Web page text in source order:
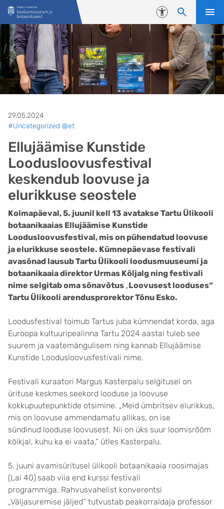
Liigu edasi põhisisu juurde
Juurdepääsetavus
29.05.2024
#Uncategorized @et
Ellujäämise Kunstide
Loodusloovusfestival
keskendub loovuse ja
elurikkuse seostele
Kolmapäeval, 5. juunil kell 13 avatakse Tartu Ülikooli
botaanikaaias Ellujäämise Kunstide
Loodusloovusfestival, mis on pühendatud loovuse
jaelurikkuse seostele. Kümnepäevase festivali
avasõnad lausub Tartu Ülikooli loodusmuuseumi ja
botaanikaaia direktor Urmas Kõljalg ning festivali
nime selgitab oma sõnavõtus „Loovusest looduses“
Tartu Ülikooli arendusprorektor Tõnu Esko.
Loodusfestival toimub Tartus juba kümnendat korda, aga
Euroopa kultuuripealinna Tartu 2024 aastal tuleb see
suurem ja vaatemängulisem ning kannab Ellujäämise
Kunstide Loodusloovusfestivali nime.
Festivali kuraatori Margus Kasterpalu selgitusel on
ürituse keskmes seekord looduse ja loovuse
kokkupuutepunktide otsimine. „Meid ümbritsev elurikkus,
mis on loovuse ammendamatu allikas, on ise
sündinud looduse loovusest. Nii on üks suur loomisrõõm
kõikjal, kuhu ka ei vaata,“ ütles Kasterpalu.
5. juuni avamisüritusel ülikooli botaanikaaia roosimajas
(Lai 40) saab viia end kurssi festivali
programmiga. Rahvusvahelist konverentsi
„Väljasuremise jäljed“ tutvustab peakorraldaja professor